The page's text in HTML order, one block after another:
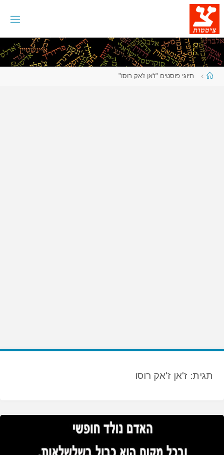
דלגו
לתוכן
עמודתיוגי פוסטים "ז'אן ז'אק רוסו"
תגית: ז'אן ז'אק רוסו